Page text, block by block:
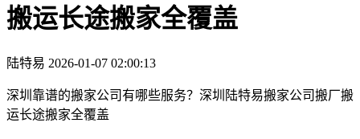
搬运长途搬家全覆盖
陆特易 2026-01-07 02:00:13
深圳靠谱的搬家公司有哪些服务？深圳陆特易搬家公司搬厂搬
运长途搬家全覆盖